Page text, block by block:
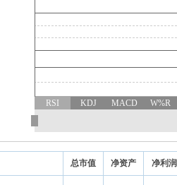
RSI KDJ MACD W%R
总市值 净资产 净利润